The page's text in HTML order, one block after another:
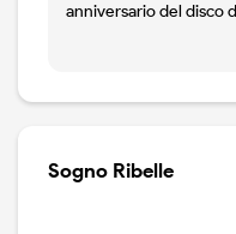
anniversario del disco
fiorentina. Edizione
Sogno Ribelle